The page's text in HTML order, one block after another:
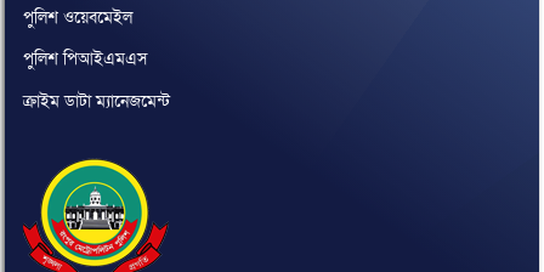
পুলিশ ওয়েবমেইল
পুলিশ পিআইএমএস
ক্রাইম ডাটা ম্যানেজমেন্ট